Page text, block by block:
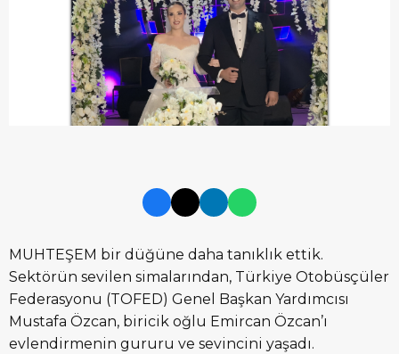
MUHTEŞEM bir düğüne daha tanıklık ettik.
Sektörün sevilen simalarından, Türkiye Otobüsçüler
Federasyonu (TOFED) Genel Başkan Yardımcısı
Mustafa Özcan, biricik oğlu Emircan Özcan’ı
evlendirmenin gururu ve sevincini yaşadı.